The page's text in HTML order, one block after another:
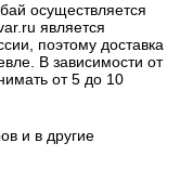
осуществляется
является
поэтому доставка
В зависимости от
от 5 до 10
и в другие